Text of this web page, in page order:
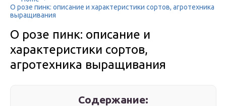
О розе пинк: описание и характеристики сортов, агротехника
выращивания
О розе пинк: описание и
характеристики сортов,
агротехника выращивания
Содержание: